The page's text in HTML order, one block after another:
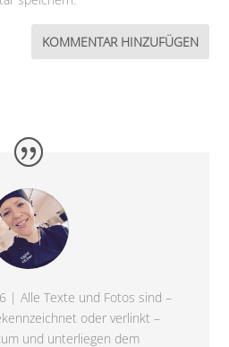
| Alle Texte und Fotos sind –
oder verlinkt –
und unterliegen dem